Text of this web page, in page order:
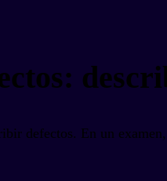
defectos. En un